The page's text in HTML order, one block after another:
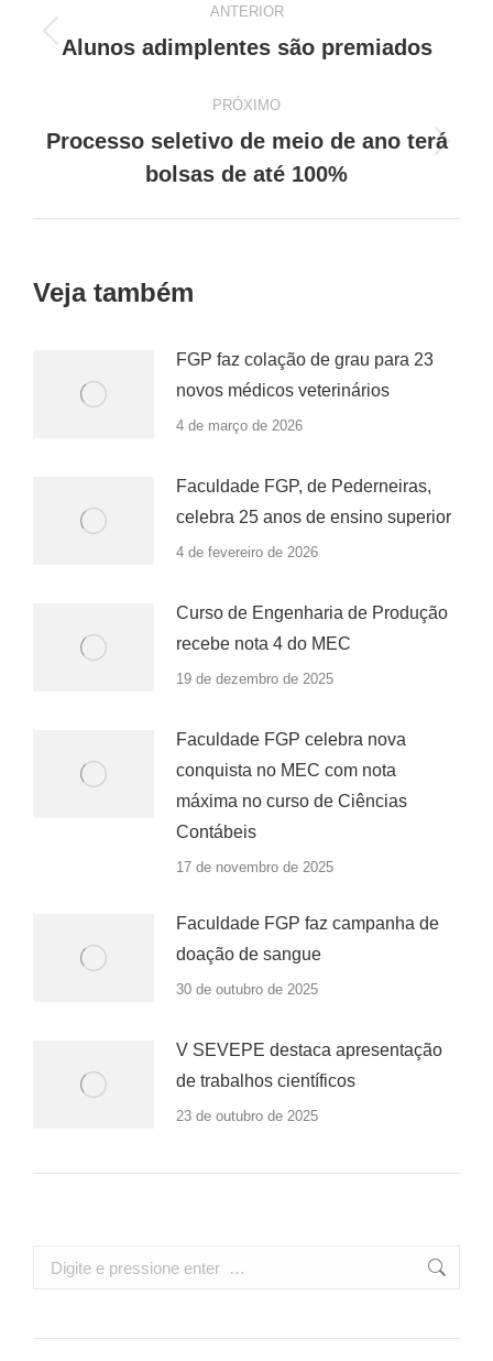
de
ANTERIOR
Post
Alunos adimplentes são premiados
PRÓXIMO
Próximo
post:
Processo seletivo de meio de ano terá
bolsas de até 100%
Veja também
FGP faz colação de grau para 23
novos médicos veterinários
4 de março de 2026
Faculdade FGP, de Pederneiras,
celebra 25 anos de ensino superior
4 de fevereiro de 2026
Curso de Engenharia de Produção
recebe nota 4 do MEC
19 de dezembro de 2025
Faculdade FGP celebra nova
conquista no MEC com nota
máxima no curso de Ciências
Contábeis
17 de novembro de 2025
Faculdade FGP faz campanha de
doação de sangue
30 de outubro de 2025
V SEVEPE destaca apresentação
de trabalhos científicos
23 de outubro de 2025
Search: